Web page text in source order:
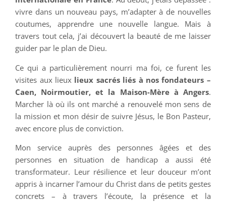
vivre dans un nouveau pays, m’adapter à de nouvelles
coutumes, apprendre une nouvelle langue. Mais à
travers tout cela, j’ai découvert la beauté de me laisser
guider par le plan de Dieu.
Ce qui a particulièrement nourri ma foi, ce furent les
visites aux lieux lieux sacrés liés à nos fondateurs –
Caen, Noirmoutier, et la Maison-Mère à Angers.
Marcher là où ils ont marché a renouvelé mon sens de
la mission et mon désir de suivre Jésus, le Bon Pasteur,
avec encore plus de conviction.
Mon service auprès des personnes âgées et des
personnes en situation de handicap a aussi été
transformateur. Leur résilience et leur douceur m’ont
appris à incarner l’amour du Christ dans de petits gestes
concrets – à travers l’écoute, la présence et la